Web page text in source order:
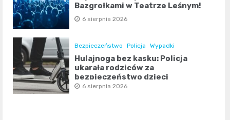
Bazgrołkami w Teatrze Leśnym!
6 sierpnia 2026
Bezpieczeństwo Policja Wypadki
Hulajnoga bez kasku: Policja
ukarała rodziców za
bezpieczeństwo dzieci
6 sierpnia 2026